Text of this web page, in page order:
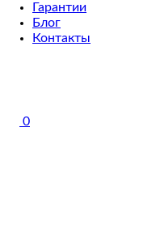
Гарантии
Блог
Контакты
0